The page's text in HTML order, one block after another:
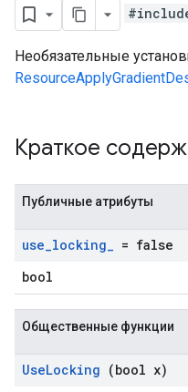
Необязательные
Краткое
Публичные атрибуты
use_locking_ = false
bool
Общественные функции
UseLocking (bool x)